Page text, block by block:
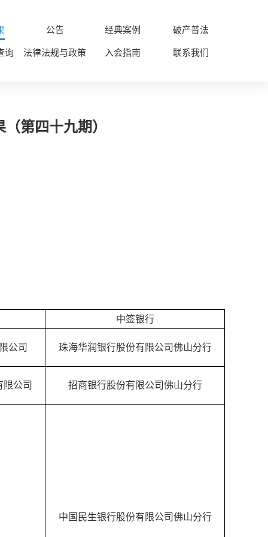
公告 经典案例
破产普法
询
法律法规与政策 入会指南 联系我们
第四十九期）
中签银行
公司 珠海华润银行股份有限公司佛山分行
公司 招商银行股份有限公司佛山分行
中国民生银行股份有限公司佛山分行